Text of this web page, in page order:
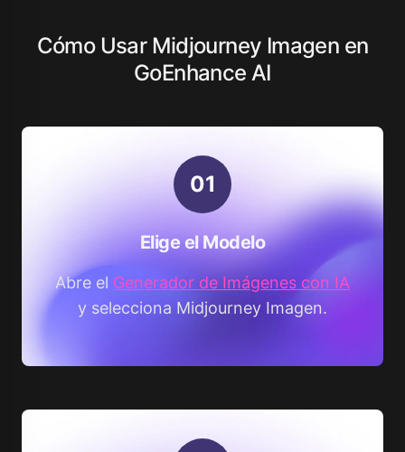
Cómo Usar Midjourney Imagen en
GoEnhance AI
01
Elige el Modelo
Abre el Generador de Imágenes con IA
y selecciona Midjourney Imagen.